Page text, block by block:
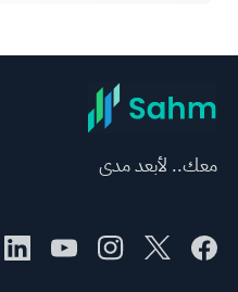
معك.. لأبعد مدى